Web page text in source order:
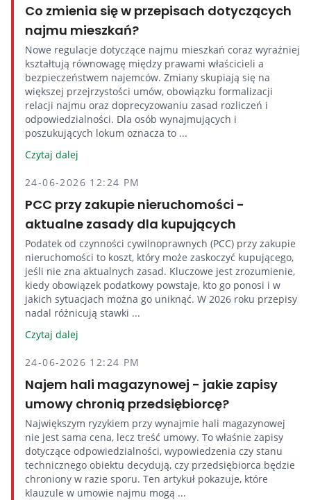
Co zmienia się w przepisach dotyczących
najmu mieszkań?
Nowe regulacje dotyczące najmu mieszkań coraz wyraźniej
kształtują równowagę między prawami właścicieli a
bezpieczeństwem najemców. Zmiany skupiają się na
większej przejrzystości umów, obowiązku formalizacji
relacji najmu oraz doprecyzowaniu zasad rozliczeń i
odpowiedzialności. Dla osób wynajmujących i
poszukujących lokum oznacza to ...
Czytaj dalej
24-06-2026 12:24 PM
PCC przy zakupie nieruchomości -
aktualne zasady dla kupujących
Podatek od czynności cywilnoprawnych (PCC) przy zakupie
nieruchomości to koszt, który może zaskoczyć kupującego,
jeśli nie zna aktualnych zasad. Kluczowe jest zrozumienie,
kiedy obowiązek podatkowy powstaje, kto go ponosi i w
jakich sytuacjach można go uniknąć. W 2026 roku przepisy
nadal różnicują stawki ...
Czytaj dalej
24-06-2026 12:24 PM
Najem hali magazynowej - jakie zapisy
umowy chronią przedsiębiorcę?
Największym ryzykiem przy wynajmie hali magazynowej
nie jest sama cena, lecz treść umowy. To właśnie zapisy
dotyczące odpowiedzialności, wypowiedzenia czy stanu
technicznego obiektu decydują, czy przedsiębiorca będzie
chroniony w razie sporu. Ten artykuł pokazuje, które
klauzule w umowie najmu mogą ...